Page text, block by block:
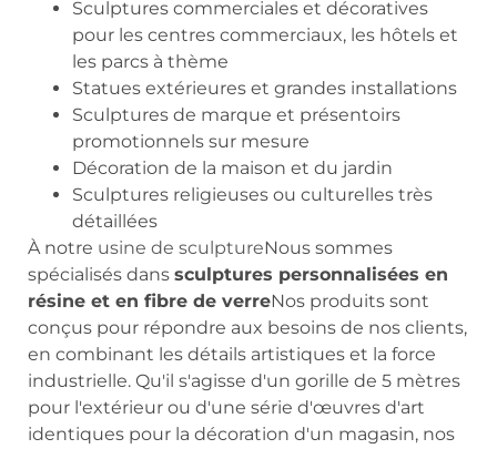
Sculptures commerciales et décoratives
pour les centres commerciaux, les hôtels et
les parcs à thème
Statues extérieures et grandes installations
Sculptures de marque et présentoirs
promotionnels sur mesure
Décoration de la maison et du jardin
Sculptures religieuses ou culturelles très
détaillées
À notre usine de sculptureNous sommes
spécialisés dans sculptures personnalisées en
résine et en fibre de verreNos produits sont
conçus pour répondre aux besoins de nos clients,
en combinant les détails artistiques et la force
industrielle. Qu'il s'agisse d'un gorille de 5 mètres
pour l'extérieur ou d'une série d'œuvres d'art
identiques pour la décoration d'un magasin, nos